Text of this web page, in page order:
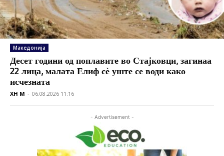
Македонија
Десет години од поплавите во Стајковци, загинаа
22 лица, малата Елиф сѐ уште се води како
исчезната
XH M - 06.08.2026 11:16
- Advertisement -